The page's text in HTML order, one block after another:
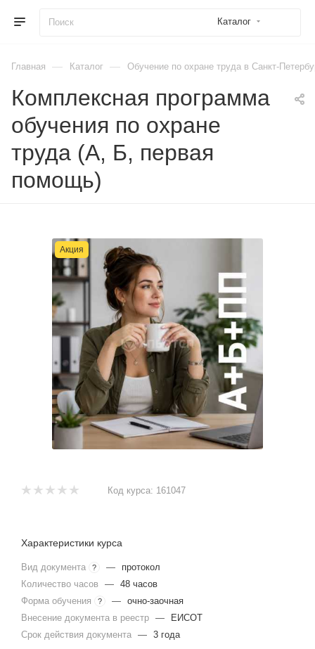
Каталог
Главная — Каталог — Обучение по охране труда в Санкт-
Комплексная программа
обучения по охране
труда (А, Б, первая
помощь)
Акция
Код курса: 161047
Характеристики курса
Вид документа ? —
протокол
Количество часов
— 48 часов
Форма обучения
? — очно-заочная
Внесение документа в реестр —
ЕИСОТ
Срок действия документа — 3 года